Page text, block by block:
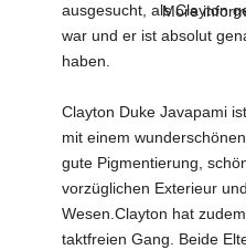
ausgesucht, als Clayton
war und er ist absolut
haben.
Clayton Duke Javapami
mit einem
gute Pigmentierung,
vorzüglichen Exterieur
Wesen.Clayton hat
taktfreien Gang. Beide
More